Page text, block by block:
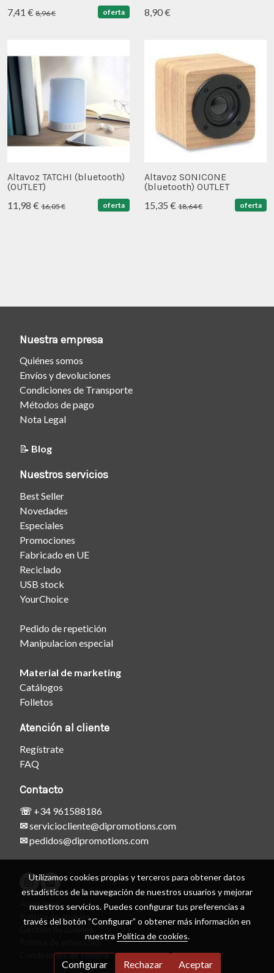
7,41 € 8,96 € oferta
8,90 €
Altavoz TATCHI (bluetooth)
(OUTLET)
11,98 € 16,05 € oferta
Altavoz SONICONE
(bluetooth) OUTLET
15,35 € 18,64 € oferta
Nuestra empresa
Quiénes somos
Envíos y devoluciones
Condiciones de Transporte
Métodos de pago
Nota Legal
📝 Blog
Nuestros servicios
Best Seller
Novedades
Especiales
Promociones
Fabricado en UE
Reciclado
USB stock
YourChoice
Pedido de repetición
Manipulacion especial
Material de marketing
Catálogos
Folletos
Atención al cliente
Regístrate
FAQ
Contacto
☏ +34 961588186
✉serviciocliente@dipromotions.com
✉pedidos@dipromotions.com
Aviso legal
Política de cookies
Política de privacidad
Condiciones de compra
Utilizamos cookies propias y terceros para obtener datos
estadísticos de la navegación de nuestros usuarios y mejorar
nuestros servicios. Puedes configurar tus preferencias a
través del botón “Configurar” o obtener más información en
nuestra Política de cookies.
Configurar Rechazar Aceptar